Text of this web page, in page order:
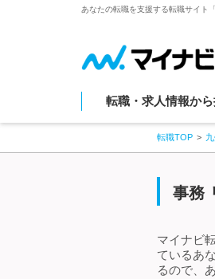
あなたの転職を支援する転職サイト
転職・求人情報か
転職TOP
事務
マイナビ
ているあ
るので、